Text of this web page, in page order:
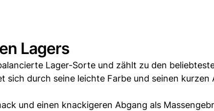
Lagers
Lager-Sorte und zählt zu den
sich durch seine leichte Farbe und seinen kurzen
und einen knackigeren Abgang als